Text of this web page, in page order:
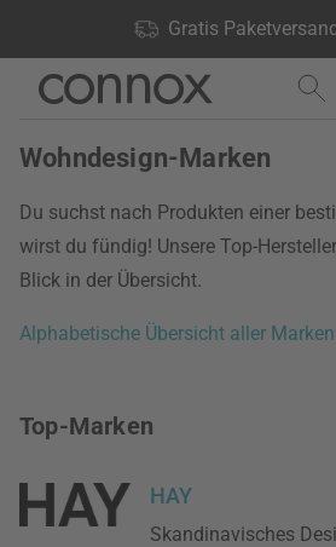
Gratis
lagernd, 60 Tage Rückgaberecht
Direkt
Seiteninhalt
springen
Direkt
Suchfeld
springen
Wohndesign-Marken
Du suchst nach Produkten einer
wirst du fündig! Unsere Top-
Blick in der Übersicht.
Alphabetische Übersicht aller Marken
Top-Marken
HAY
Skandinavisches